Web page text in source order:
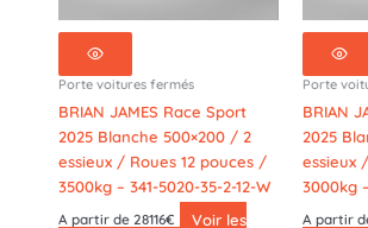
Porte voitures fermés
BRIAN JAMES Race Sport
2025 Blanche 500×200 / 2
essieux / Roues 12 pouces /
3500kg – 341-5020-35-2-12-W
A partir de 28116€ Voir les
Porte
BRIAN
2025
essieux
3000kg
A partir